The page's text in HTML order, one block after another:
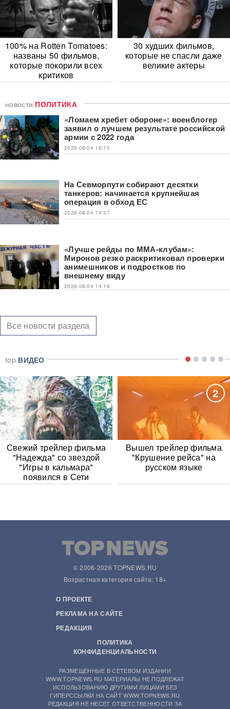
100% на Rotten Tomatoes:
названы 50 фильмов,
которые покорили всех
критиков
30 худших фильмов,
которые не спасли даже
великие актеры
новости ПОЛИТИКА
«Ломаем хребет обороне»: военблогер
заявил о лучшем результате российской
армии с 2022 года
2026-08-04 16:10
На Севморпути собирают десятки
танкеров: начинается крупнейшая
операция в обход ЕС
2026-08-04 14:37
«Лучше рейды по ММА-клубам»:
Миронов резко раскритиковал проверки
анимешников и подростков по
внешнему виду
2026-08-04 14:16
Все новости раздела
top ВИДЕО
1
Свежий трейлер фильма
"Надежда" со звездой
"Игры в кальмара"
появился в Сети
2
Вышел трейлер фильма
"Крушение рейса" на
русском языке
© 2006-2026 TOPNEWS.RU
Возрастная категория сайта: 18+
О ПРОЕКТЕ
РЕКЛАМА НА САЙТЕ
РЕДАКЦИЯ
ПОЛИТИКА
КОНФИДЕНЦИАЛЬНОСТИ
РАЗМЕЩЕННЫЕ В СЕТЕВОМ ИЗДАНИИ
WWW.TOPNEWS.RU МАТЕРИАЛЫ НЕ ПОДЛЕЖАТ
ИСПОЛЬЗОВАНИЮ ДРУГИМИ ЛИЦАМИ БЕЗ
ГИПЕРССЫЛКИ НА САЙТ WWW.TOPNEWS.RU
РЕДАКЦИЯ НЕ НЕСЕТ ОТВЕТСТВЕННОСТИ ЗА